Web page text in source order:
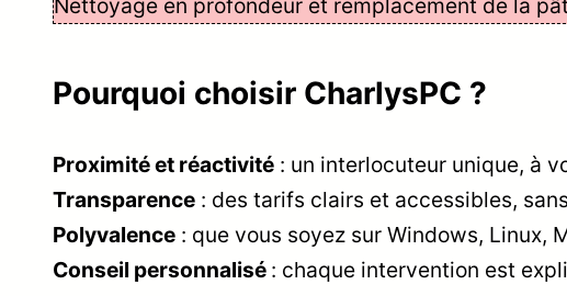
Pourquoi choisir CharlysPC ?
Proximité et réactivité : un interlocuteur unique, à
Transparence : des tarifs clairs et accessibles,
Polyvalence : que vous soyez sur Windows, Linux,
Conseil personnalisé : chaque intervention est